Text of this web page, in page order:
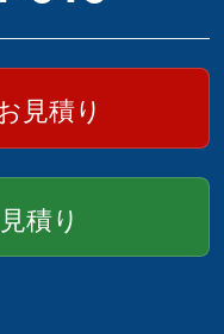
見積り
積り